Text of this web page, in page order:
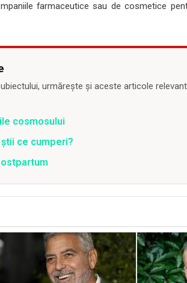
farmaceutice sau de cosmetice
urmărește și aceste articole
cosmosului
ce cumperi?